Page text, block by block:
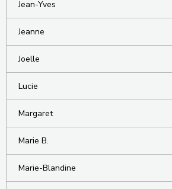
Jean-Yves
Jeanne
Joelle
Lucie
Margaret
Marie B.
Marie-Blandine